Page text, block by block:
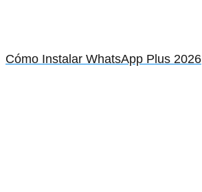
Cómo Instalar WhatsApp Plus 2026